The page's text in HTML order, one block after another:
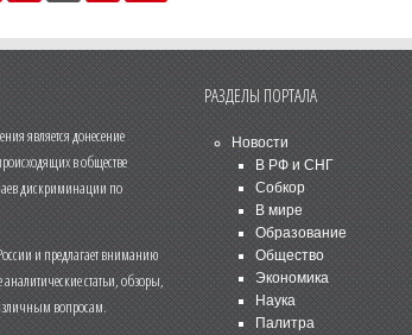
является донесение
в обществе
дискриминации по
и предлагает вниманию
статьи, обзоры,
вопросам.
РАЗДЕЛЫ ПОРТАЛА
Новости
В РФ и СНГ
Собкор
В мире
Образование
Общество
Экономика
Наука
Палитра